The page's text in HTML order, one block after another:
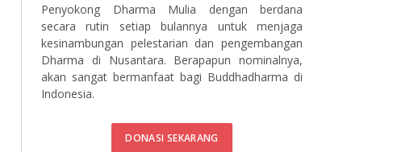
Penyokong Dharma Mulia dengan berdana
secara rutin setiap bulannya untuk menjaga
kesinambungan pelestarian dan pengembangan
Dharma di Nusantara. Berapapun nominalnya,
akan sangat bermanfaat bagi Buddhadharma di
Indonesia.
DONASI SEKARANG